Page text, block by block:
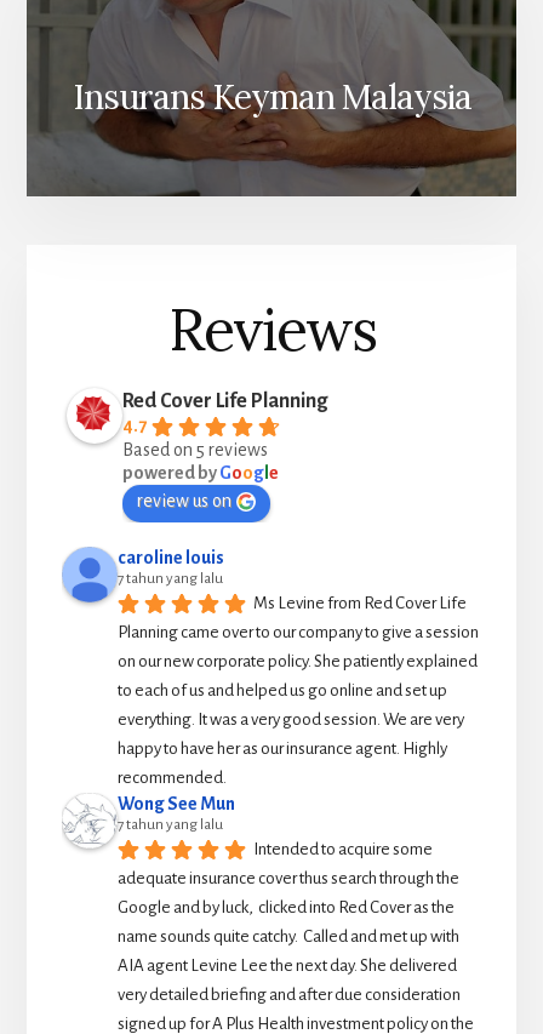
Insurans Keyman Malaysia
Reviews
Red Cover Life Planning
4.7
Based on 5 reviews
powered byGoogle
review us on
caroline louis
7 tahun yang lalu
Ms Levine from Red Cover Life
Planning came over to our company to give a session
on our new corporate policy. She patiently explained
to each of us and helped us go online and set up
everything. It was a very good session. We are very
happy to have her as our insurance agent. Highly
recommended.
Wong See Mun
7 tahun yang lalu
Intended to acquire some
adequate insurance cover thus search through the
Google and by luck,  clicked into Red Cover as the
name sounds quite catchy.  Called and met up with
AIA agent Levine Lee the next day. She delivered
very detailed briefing and after due consideration
signed up for A Plus Health investment policy on the